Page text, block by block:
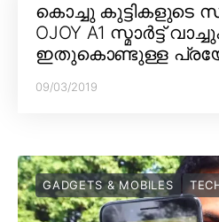
കൊച്ചു കുട്ടികളുടെ
OJOY A1 സ്മാർട്ട്
ഇതുകൊണ്ടുള്ള
09/03/2019
GADGETS & MOBILES